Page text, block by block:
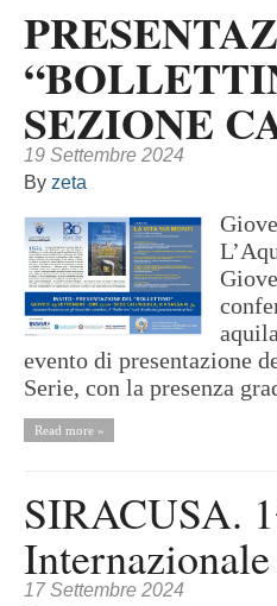
SEZIONE
19 Settembre 2024
By zeta
evento di presentazione
Serie, con la presenza
Read more »
SIRACUSA.
17 Settembre 2024